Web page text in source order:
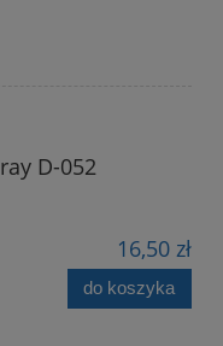
D-052
16,50 zł
do koszyka